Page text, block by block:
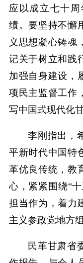
应以成立七十
绩。要坚持不懈
义思想凝心铸魂
记关于树立和践
加强自身建设，
项民主监督工作
写中国式现代化
李刚指出，
平新时代中国特
革优良传统，教
心，紧紧围绕“
担当作为，着力
主义参政党地方组
民革甘肃省